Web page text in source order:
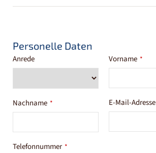
Personelle Daten
Anrede
Nachname *
Telefonnummer *
Vorname *
E-Mail-Adresse